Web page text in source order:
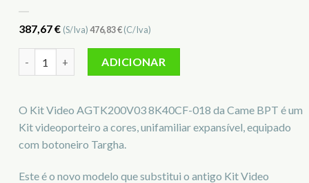
387,67€ (S/Iva)476,83€(C/Iva)
ADICIONAR
O Kit Video AGTK200V03 8K40CF-018 da Came BPT é um
Kit videoporteiro a cores, unifamiliar expansível, equipado
com botoneiro Targha.
Este é o novo modelo que substitui o antigo Kit Video